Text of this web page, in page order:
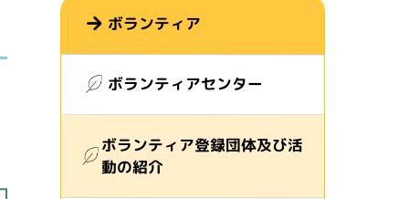
ボランティア
ボランティアセンター
ボランティア登録団体及び活
動の紹介